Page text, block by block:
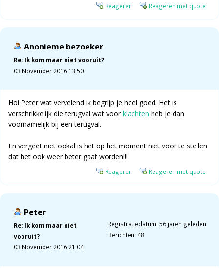
Reageren Reageren met quote
Anonieme bezoeker
Re: Ik kom maar niet vooruit?
03 November 2016 13:50
Hoi Peter wat vervelend ik begrijp je heel goed. Het is
verschrikkelijk die terugval wat voorklachten heb je dan
voornamelijk bij een terugval.
En vergeet niet ookal is het op het moment niet voor te stellen
dat het ook weer beter gaat worden!!!
Reageren Reageren met quote
Peter
Re: Ik kom maar niet
vooruit?
03 November 2016 21:04
Registratiedatum: 56 jaren geleden
Berichten: 48